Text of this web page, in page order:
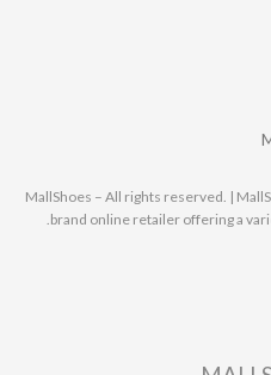
© 2025 MallShoes – All rights reserved. |
brand online retailer offering a